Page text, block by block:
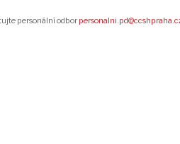
personální odbor